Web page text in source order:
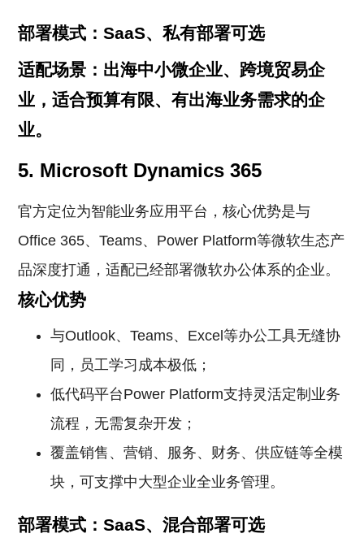
部署模式：SaaS、私有部署可选
适配场景：出海中小微企业、跨境贸易企
业，适合预算有限、有出海业务需求的企
业。
5. Microsoft Dynamics 365
官方定位为智能业务应用平台，核心优势是与
Office 365、Teams、Power Platform等微软生态产
品深度打通，适配已经部署微软办公体系的企业。
核心优势
与Outlook、Teams、Excel等办公工具无缝协
同，员工学习成本极低；
低代码平台Power Platform支持灵活定制业务
流程，无需复杂开发；
覆盖销售、营销、服务、财务、供应链等全模
块，可支撑中大型企业全业务管理。
部署模式：SaaS、混合部署可选